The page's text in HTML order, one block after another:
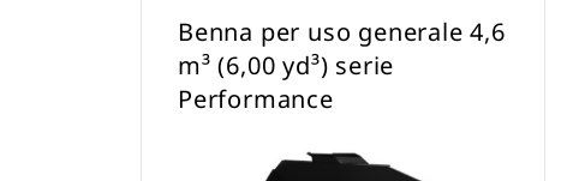
Benna per uso generale 4,6
m³ (6,00 yd³) serie
Performance